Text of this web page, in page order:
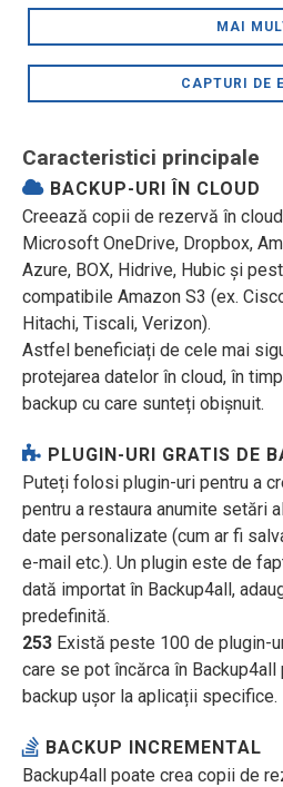
MAI
CAPTURI DE
Caracteristici principale
BACKUP-URI ÎN CLOUD
Creează copii de rezervă în
Microsoft OneDrive, Dropbox,
Azure, BOX, Hidrive, Hubic și
compatibile Amazon S3 (ex.
Hitachi, Tiscali, Verizon).
Astfel beneficiați de cele mai
protejarea datelor în cloud, în
backup cu care sunteți obișnuit.
PLUGIN-URI GRATIS DE
Puteți folosi plugin-uri pentru a
pentru a restaura anumite setări
date personalizate (cum ar fi
e-mail etc.). Un plugin este de
dată importat în Backup4all,
predefinită.
253 Există peste 100 de plugin-
care se pot încărca în Backup4all
backup ușor la aplicații specifice.
BACKUP INCREMENTAL
Backup4all poate crea copii de